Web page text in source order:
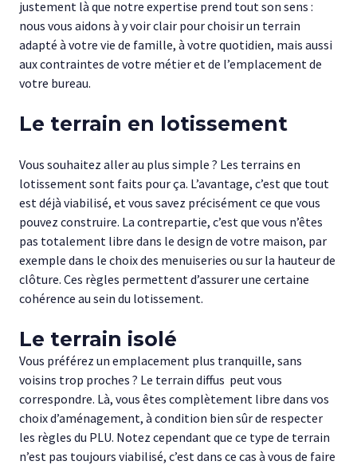
justement là que notre expertise prend tout son sens :
nous vous aidons à y voir clair pour choisir un terrain
adapté à votre vie de famille, à votre quotidien, mais aussi
aux contraintes de votre métier et de l’emplacement de
votre bureau.
Le terrain en lotissement
Vous souhaitez aller au plus simple ? Les terrains en
lotissement sont faits pour ça. L’avantage, c’est que tout
est déjà viabilisé, et vous savez précisément ce que vous
pouvez construire. La contrepartie, c’est que vous n’êtes
pas totalement libre dans le design de votre maison, par
exemple dans le choix des menuiseries ou sur la hauteur de
clôture. Ces règles permettent d’assurer une certaine
cohérence au sein du lotissement.
Le terrain isolé
Vous préférez un emplacement plus tranquille, sans
voisins trop proches ? Le terrain diffus peut vous
correspondre. Là, vous êtes complètement libre dans vos
choix d’aménagement, à condition bien sûr de respecter
les règles du PLU. Notez cependant que ce type de terrain
n’est pas toujours viabilisé, c’est dans ce cas à vous de faire